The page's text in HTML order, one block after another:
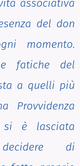
associativa
del don
momento.
fatiche del
a quelli più
Provvidenza
si è lasciata
di